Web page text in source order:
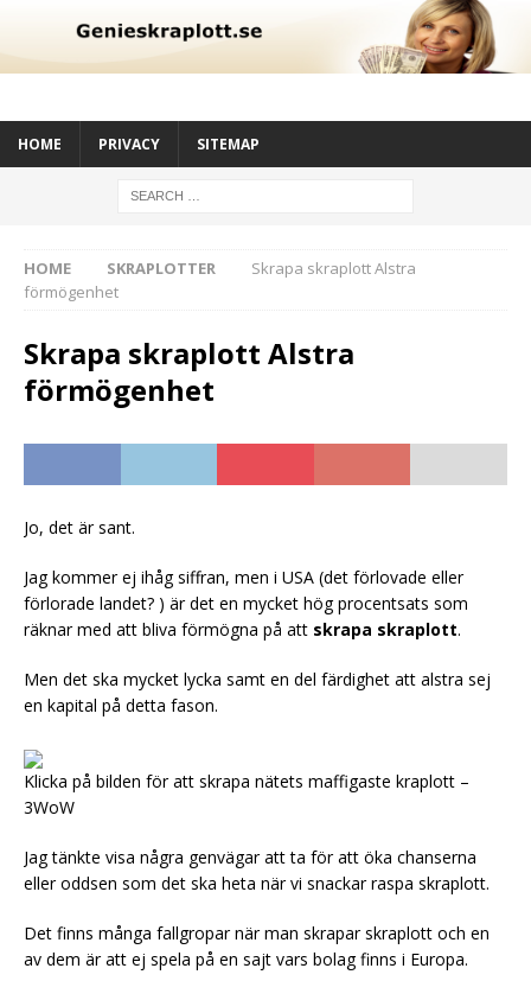
HOME PRIVACY SITEMAP
HOME SKRAPLOTTER
Skrapa skraplott Alstra
förmögenhet
Skrapa skraplott Alstra
förmögenhet
Jo, det är sant.
Jag kommer ej ihåg siffran, men i USA (det förlovade eller
förlorade landet? ) är det en mycket hög procentsats som
räknar med att bliva förmögna på att skrapa skraplott.
Men det ska mycket lycka samt en del färdighet att alstra sej
en kapital på detta fason.
Klicka på bilden för att skrapa nätets maffigaste kraplott –
3WoW
Jag tänkte visa några genvägar att ta för att öka chanserna
eller oddsen som det ska heta när vi snackar raspa skraplott.
Det finns många fallgropar när man skrapar skraplott och en
av dem är att ej spela på en sajt vars bolag finns i Europa.